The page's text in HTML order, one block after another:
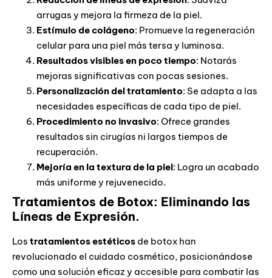
arrugas y mejora la firmeza de la piel.
Estímulo de colágeno: Promueve la regeneración
celular para una piel más tersa y luminosa.
Resultados visibles en poco tiempo: Notarás
mejoras significativas con pocas sesiones.
Personalización del tratamiento: Se adapta a las
necesidades específicas de cada tipo de piel.
Procedimiento no invasivo: Ofrece grandes
resultados sin cirugías ni largos tiempos de
recuperación.
Mejoría en la textura de la piel: Logra un acabado
más uniforme y rejuvenecido.
Tratamientos de Botox: Eliminando las
Líneas de Expresión.
Los tratamientos estéticos de botox han
revolucionado el cuidado cosmético, posicionándose
como una solución eficaz y accesible para combatir las